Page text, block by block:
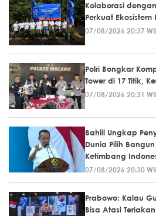
Kolaborasi
Perkuat
07/08/2026 20:37
Polri Bongkar
Tower di 17 Titik,
07/08/2026 20:31
Bahlil Ungkap
Dunia Pilih
Ketimbang
07/08/2026 20:30
Prabowo: Kalau
Bisa Atasi